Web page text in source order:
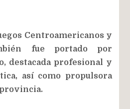
Centroamericanos y
fue portado por
destacada profesional y
así como propulsora